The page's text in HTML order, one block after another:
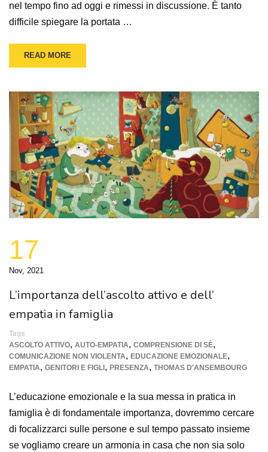
nel tempo fino ad oggi e rimessi in discussione. È tanto
difficile spiegare la portata …
READ MORE
17
Nov, 2021
L’importanza dell’ascolto attivo e dell’
empatia in famiglia
Tags
ASCOLTO ATTIVO, AUTO-EMPATIA, COMPRENSIONE DI SÈ,
COMUNICAZIONE NON VIOLENTA, EDUCAZIONE EMOZIONALE,
EMPATIA, GENITORI E FIGLI, PRESENZA, THOMAS D'ANSEMBOURG
L’educazione emozionale e la sua messa in pratica in
famiglia è di fondamentale importanza, dovremmo cercare
di focalizzarci sulle persone e sul tempo passato insieme
se vogliamo creare un armonia in casa che non sia solo